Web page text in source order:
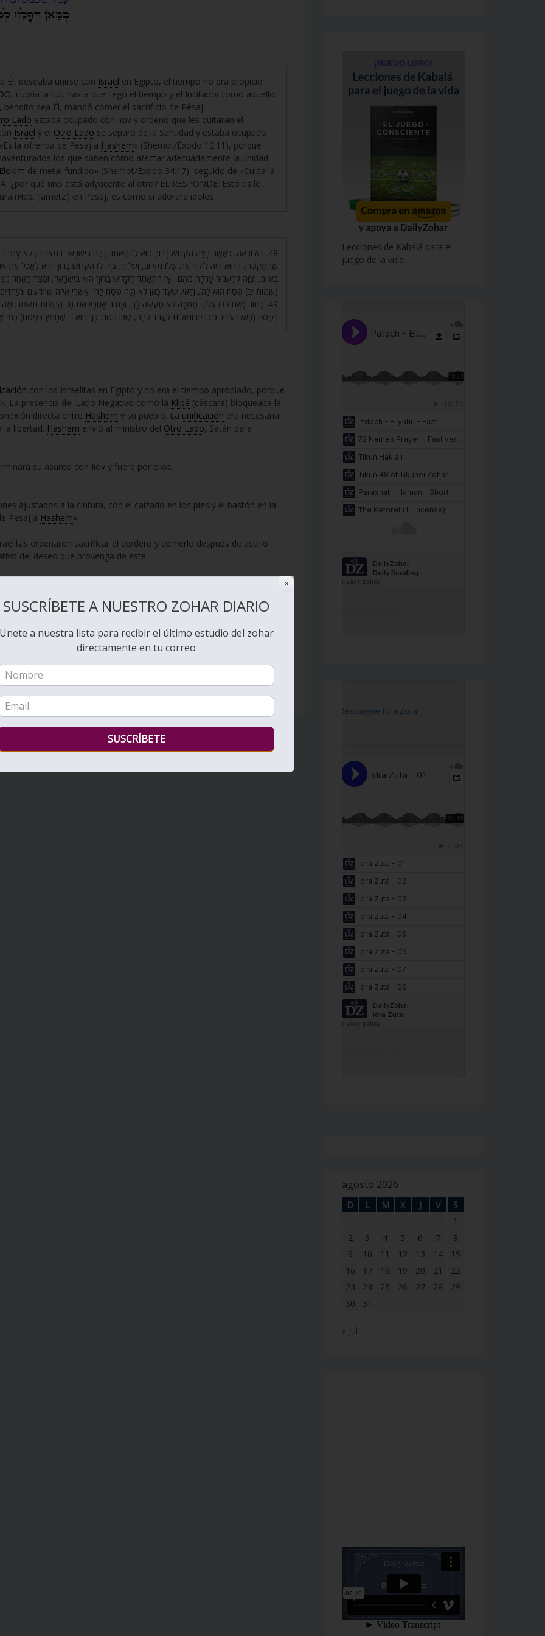
Él, deseaba unirse con Israel en Egipto, el tiempo no era propicio
, cubria la luz, hasta que llegó el tiempo y el Incitador tomó aquello
sea Él, mandó comer el sacrificio de Pésaj
Lado estaba ocupado con Iiov y ordenó que les quitaran el
Israel y el Otro Lado se separó de la Santidad y estaba ocupado
la ofrenda de Pesaj a Hashem» (Shemot/Éxodo 12:11), porque
los que saben cómo afectar adecuadamente la unidad
Elokim de metal fundido» (Shemot/Éxodo 34:17), seguido de «Cuida la
¿por qué uno está adyacente al otro? EL RESPONDE: Esto es lo
(Heb. ‘Jametz’) en Pesaj, es como si adorara ídolos.
48. בֹּא וּרְאֵה, כַּאֲשֶׁר רָצָה הַקָּדוֹשׁ בָּרוּךְ הוּא לְהִתְאַחֵד בָּהֶם בְּיִשְׂרָאֵל בְּמִצְרַיִם, לֹא
שֶׁהַמְקַטְרֵג הַהוּא הָיָה לוֹקֵחַ אֶת שֶׁלּוֹ מֵאִיּוֹב, וְעַל זֶה צִוָּה לוֹ הַקָּדוֹשׁ בָּרוּךְ הוּא לֶאֱכֹל
בְּאִיּוֹב, וְצִוָּה לְהַעֲבִיר עָרְלָה מֵהֶם, וְאָז הִתְאַחֵד הַקָּדוֹשׁ בָּרוּךְ הוּא בְּיִשְׂרָאֵל, וְהַצַּד הָאַחֵר
(שמות יב) פֶּסַח הוּא לַה’, וַדַּאי. שֶׁעַד כָּאן לֹא הָיָה פֶּסַח לַה’. אַשְׁרֵי אֵלֶּה שֶׁיּוֹדְעִים וּמְיַחֲדִים
49. כָּתוּב (שם לד) אֱלֹהֵי מַסֵּכָה לֹא תַעֲשֶׂה לָּךְ, וְכָתוּב אַחֲרָיו אֶת חַג הַמַּצּוֹת תִּשְׁמֹר.
בְּפֶסַח (כְּאִלּוּ עוֹבֵד כּוֹכָבִים וּמַזָּלוֹת לַעֲבֹד לָהֶם, שֶׁכֵּן הַסּוֹד כָּךְ הוּא – שֶׁחָמֵץ בְּפֶסַח) כְּמִי
con los Israelitas en Egipto y no era el tiempo apropiado, porque
La presencia del Lado Negativo como la Klipá (cáscara) bloqueaba la
directa entre Hashem y su pueblo. La unificación era necesaria
la libertad. Hashem envió al ministro del Otro Lado, Satán para
su asunto con Iiov y fuera por ellos.
ajustados a la cintura, con el calzado en los pies y el bastón en la
Pesaj a Hashem».
ordenaron sacrificar el cordero y comerlo después de asarlo
del deseo que provenga de éste.
del deseo por el yo que pudiera haber atraído al Lado
–
DETENER LA INVASIÓN→
Lecciones de Kabalá para el
juego de la vida.
[Descargue Idra Zuta
agosto 2026
D L M X J V
S
1
2
3 4 5 6 7
8
9
10 11 12 13 14
15
16
17 18 19 20 21
22
23
24 25 26 27 28
29
30
31
« Jul
✕
SUSCRÍBETE A NUESTRO ZOHAR DIARIO
Unete a nuestra lista para recibir el último estudio del zohar
directamente en tu correo